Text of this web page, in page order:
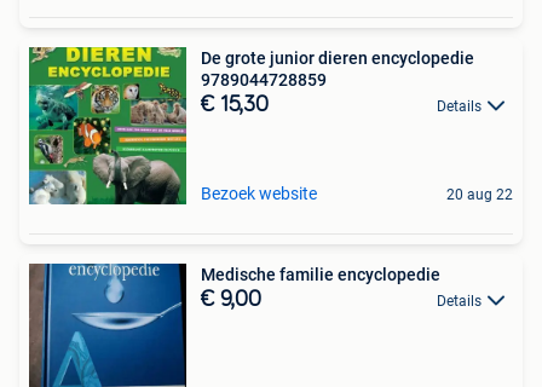
De grote junior dieren encyclopedie
9789044728859
€ 15,30 Details
Bezoek website 20 aug 22
Medische familie encyclopedie
€ 9,00 Details